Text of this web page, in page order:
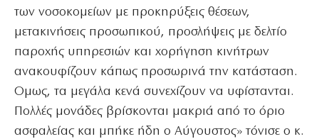
των νοσοκομείων με προκηρύξεις θέσεων,
μετακινήσεις προσωπικού, προσλήψεις με δελτίο
παροχής υπηρεσιών και χορήγηση κινήτρων
ανακουφίζουν κάπως προσωρινά την κατάσταση.
Ομως, τα μεγάλα κενά συνεχίζουν να υφίστανται.
Πολλές μονάδες βρίσκονται μακριά από το όριο
ασφαλείας και μπήκε ήδη ο Αύγουστος» τόνισε ο κ.